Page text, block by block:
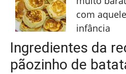
com
infância
Ingredientes da
pãozinho de